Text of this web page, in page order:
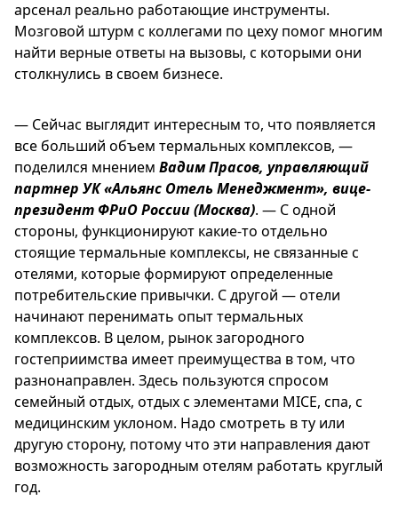
арсенал реально работающие инструменты.
Мозговой штурм с коллегами по цеху помог многим
найти верные ответы на вызовы, с которыми они
столкнулись в своем бизнесе.
— Сейчас выглядит интересным то, что появляется
все больший объем термальных комплексов, —
поделился мнением Вадим Прасов, управляющий
партнер УК «Альянс Отель Менеджмент», вице-
президент ФРиО России (Москва). — С одной
стороны, функционируют какие-то отдельно
стоящие термальные комплексы, не связанные с
отелями, которые формируют определенные
потребительские привычки. С другой — отели
начинают перенимать опыт термальных
комплексов. В целом, рынок загородного
гостеприимства имеет преимущества в том, что
разнонаправлен. Здесь пользуются спросом
семейный отдых, отдых с элементами MICE, спа, с
медицинским уклоном. Надо смотреть в ту или
другую сторону, потому что эти направления дают
возможность загородным отелям работать круглый
год.